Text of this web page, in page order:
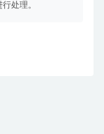
处理。